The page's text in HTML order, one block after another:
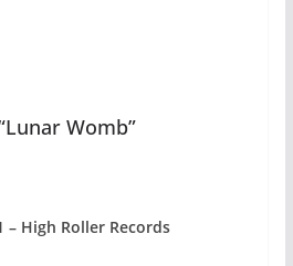
Womb”
– High Roller Records